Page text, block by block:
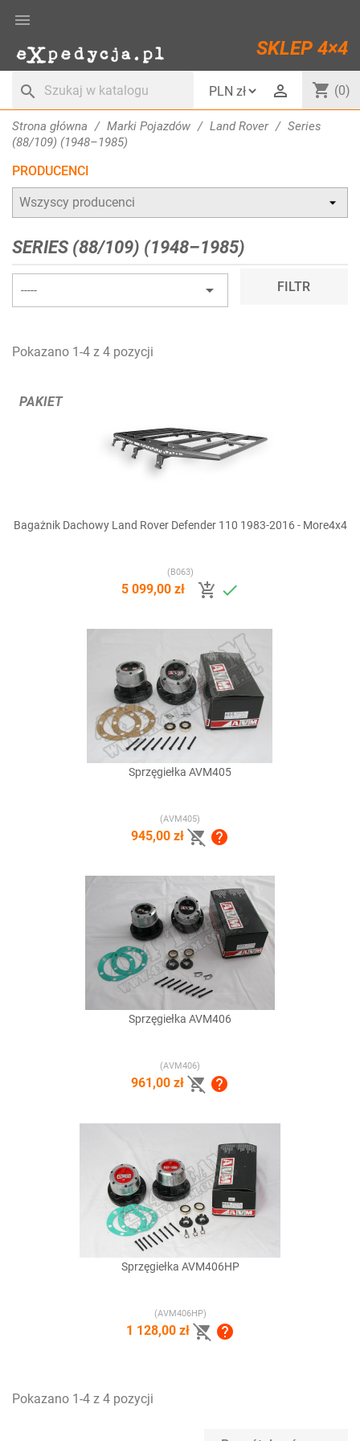

SKLEP 4×4
search  shopping_cart (0)
Strona główna Marki Pojazdów Land Rover
Series
(88/109) (1948–1985)
PRODUCENCI
SERIES (88/109) (1948–1985)
-----  FILTR
Pokazano 1-4 z 4 pozycji
Bagażnik Dachowy Land Rover Defender 110 1983-2016 - More4x4
(B063)
5 099,00 zł  
PAKIET
Sprzęgiełka AVM405
(AVM405)
945,00 zł  
Sprzęgiełka AVM406
(AVM406)
961,00 zł  
Sprzęgiełka AVM406HP
(AVM406HP)
1 128,00 zł  
Pokazano 1-4 z 4 pozycji